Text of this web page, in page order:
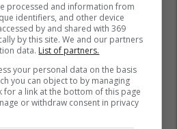
processed and information from
identifiers, and other device
by and shared with 369
by this site. We and our partners
data. List of partners.
your personal data on the basis
you can object to by managing
a link at the bottom of this page
or withdraw consent in privacy